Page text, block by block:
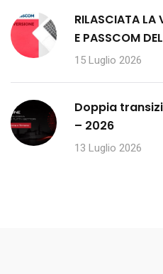
RILASCIATA LA
E PASSCOM
15 Luglio 2026
Doppia
– 2026
13 Luglio 2026